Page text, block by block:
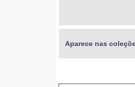
Aparece nas